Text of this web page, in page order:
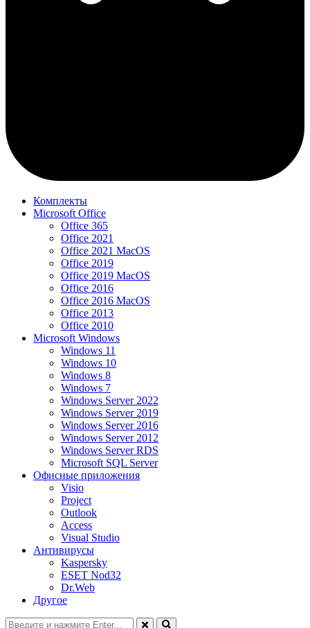
Комплекты
Microsoft Office
Office 365
Office 2021
Office 2021 MacOS
Office 2019
Office 2019 MacOS
Office 2016
Office 2016 MacOS
Office 2013
Office 2010
Microsoft Windows
Windows 11
Windows 10
Windows 8
Windows 7
Windows Server 2022
Windows Server 2019
Windows Server 2016
Windows Server 2012
Windows Server RDS
Microsoft SQL Server
Офисные приложения
Visio
Project
Outlook
Access
Visual Studio
Антивирусы
Kaspersky
ESET Nod32
Dr.Web
Другое